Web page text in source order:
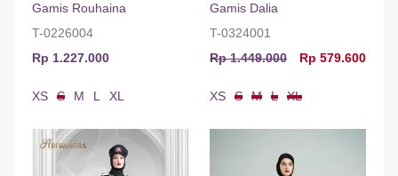
Gamis Rouhaina
T-0226004
Rp 1.227.000
XS S M L XL
Gamis Dalia
T-0324001
Rp 1.449.000
Rp 579.600
XS S M L XL